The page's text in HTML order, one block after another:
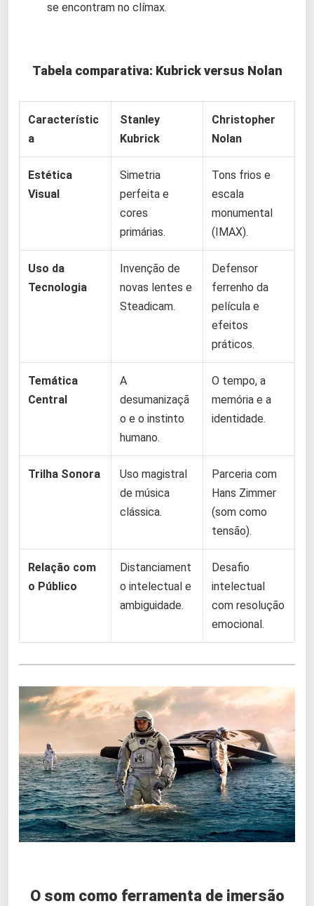
se encontram no clímax.
Tabela comparativa: Kubrick versus Nolan
Característic
a
Stanley
Kubrick
Christopher
Nolan
Estética
Visual
Simetria
perfeita e
cores
primárias.
Tons frios e
escala
monumental
(IMAX).
Uso da
Tecnologia
Invenção de
novas lentes e
Steadicam.
Defensor
ferrenho da
película e
efeitos
práticos.
Temática
Central
A
desumanizaçã
o e o instinto
humano.
O tempo, a
memória e a
identidade.
Trilha Sonora
Uso magistral
de música
clássica.
Parceria com
Hans Zimmer
(som como
tensão).
Relação com
o Público
Distanciament
o intelectual e
ambiguidade.
Desafio
intelectual
com resolução
emocional.
O som como ferramenta de imersão